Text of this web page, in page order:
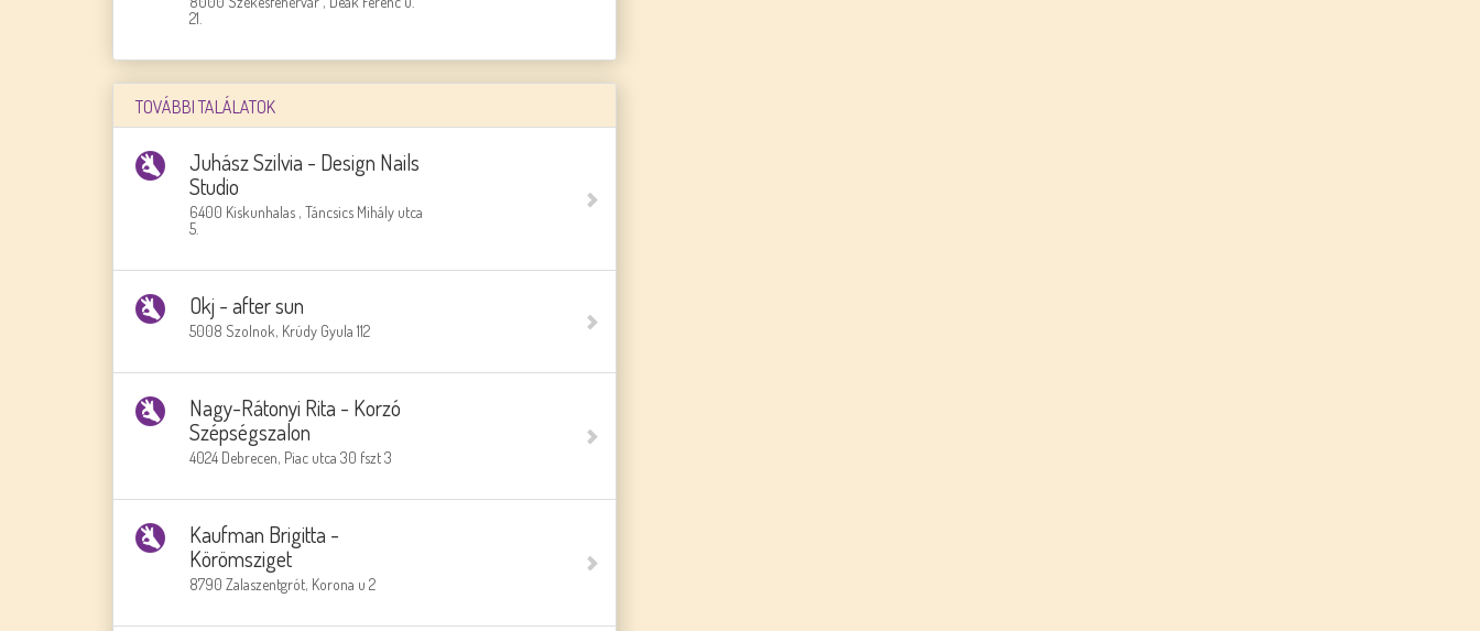
21.
TOVÁBBI TALÁLATOK
Juhász Szilvia - Design Nails
Studio
6400 Kiskunhalas , Táncsics Mihály utca
5.
Okj - after sun
5008 Szolnok, Krúdy Gyula 112
Nagy-Rátonyi Rita - Korzó
Szépségszalon
4024 Debrecen, Piac utca 30 fszt 3
Kaufman Brigitta -
Körömsziget
8790 Zalaszentgrót, Korona u 2